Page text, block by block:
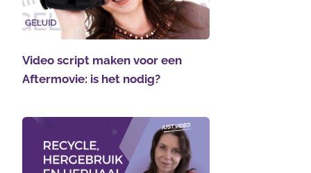
Video script maken voor een
Aftermovie: is het nodig?